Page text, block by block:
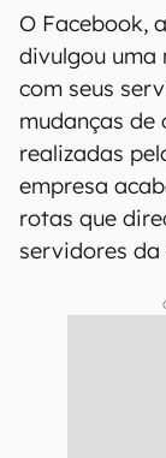
O Facebook,
divulgou uma
com seus
mudanças
realizadas
empresa
rotas que
servidores da